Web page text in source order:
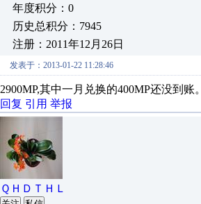
年度积分：0
历史总积分：7945
注册：2011年12月26日
发表于：2013-01-22 11:28:46
2900MP,其中一月兑换的400MP还没到账。
回复 引用 举报
ＱＨＤＴＨＬ